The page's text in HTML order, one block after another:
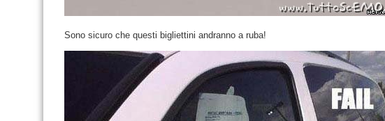
Sono sicuro che questi bigliettini andranno a ruba!